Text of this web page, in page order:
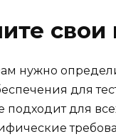
свои
нужно
для
подходит для